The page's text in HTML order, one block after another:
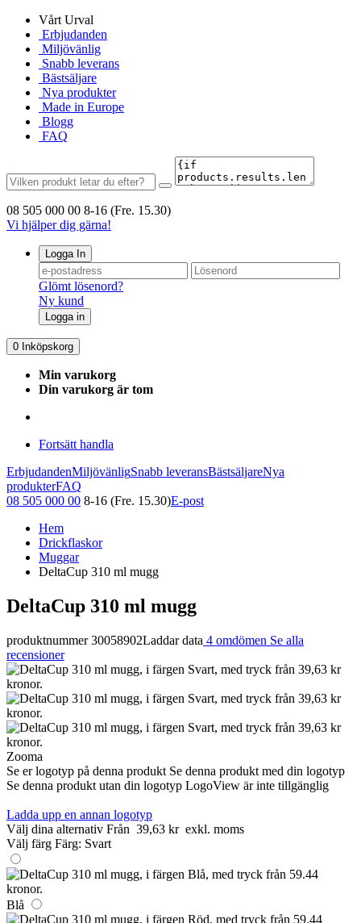
Vårt Urval
Erbjudanden
Miljövänlig
Snabb leverans
Bästsäljare
Nya produkter
Made in Europe
Blogg
FAQ
08 505 000 00 8-16 (Fre. 15.30)
Vi hjälper dig gärna!
Logga In
Glömt lösenord?
Ny kund
Logga in
0 Inköpskorg
Min varukorg
Din varukorg är tom
Fortsätt handla
ErbjudandenMiljövänligSnabb leveransBästsäljareNya
produkterFAQ
08 505 000 00 8-16 (Fre. 15.30)E-post
Hem
Drickflaskor
Muggar
DeltaCup 310 ml mugg
DeltaCup 310 ml mugg
produktnummer 30058902Laddar data 4 omdömen Se alla
recensioner
Zooma
Se er logotyp på denna produkt Se denna produkt med din logotyp
Se denna produkt utan din logotyp LogoView är inte tillgänglig
Ladda upp en annan logotyp
Välj dina alternativ Från 39,63 kr exkl. moms
Välj färg Färg: Svart
Blå